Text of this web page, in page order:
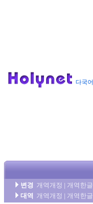
다국
변경 개역개정 | 개역한글
대역
개역개정 | 개역한글